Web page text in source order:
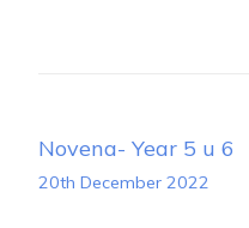
Post
Navigation
Novena- Year 5 u 6
20th December 2022